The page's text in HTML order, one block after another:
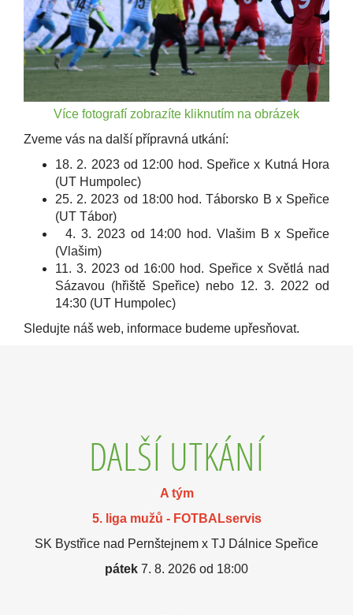
Více fotografí zobrazíte kliknutím na obrázek
Zveme vás na další přípravná utkání:
18. 2. 2023 od 12:00 hod. Speřice x Kutná Hora
(UT Humpolec)
25. 2. 2023 od 18:00 hod. Táborsko B x Speřice
(UT Tábor)
4. 3. 2023 od 14:00 hod. Vlašim B x Speřice
(Vlašim)
11. 3. 2023 od 16:00 hod. Speřice x Světlá nad
Sázavou (hřiště Speřice) nebo 12. 3. 2022 od
14:30 (UT Humpolec)
Sledujte náš web, informace budeme upřesňovat.
DALŠÍ UTKÁNÍ
A tým
5. liga mužů - FOTBALservis
SK Bystřice nad Pernštejnem x TJ Dálnice Speřice
pátek 7. 8. 2026 od 18:00